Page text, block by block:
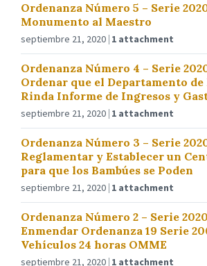
Ordenanza Número 5 – Serie
Monumento al Maestro
septiembre 21, 2020 1 attachment
Ordenanza Número 4 – Serie
Ordenar que el Departamento de
Rinda Informe de Ingresos y
septiembre 21, 2020 1 attachment
Ordenanza Número 3 – Serie
Reglamentar y Establecer un
para que los Bambúes se Poden
septiembre 21, 2020 1 attachment
Ordenanza Número 2 – Serie
Enmendar Ordenanza 19 Serie
Vehículos 24 horas OMME
septiembre 21, 2020 1 attachment